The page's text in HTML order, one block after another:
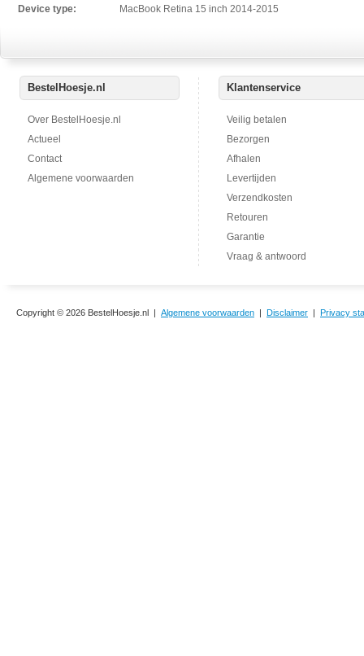
Device type:
MacBook Retina 15 inch 2014-2015
BestelHoesje.nl
Over BestelHoesje.nl
Actueel
Contact
Algemene voorwaarden
Klantenservice
Veilig betalen
Bezorgen
Afhalen
Levertijden
Verzendkosten
Retouren
Garantie
Vraag & antwoord
Copyright © 2026 BestelHoesje.nl | Algemene voorwaarden | Disclaimer | Privacy